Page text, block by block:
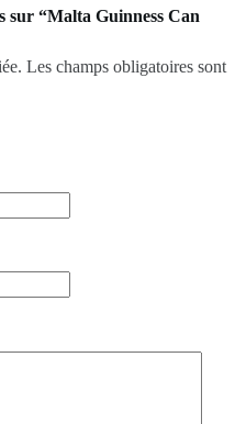
sur “Malta Guinness Can
Les champs obligatoires sont